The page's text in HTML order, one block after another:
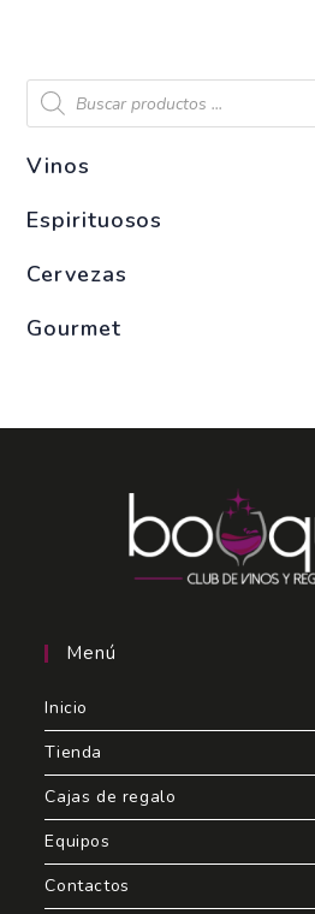
Vinos
Espirituosos
Cervezas
Gourmet
Menú
Inicio
Tienda
Cajas de regalo
Equipos
Contactos